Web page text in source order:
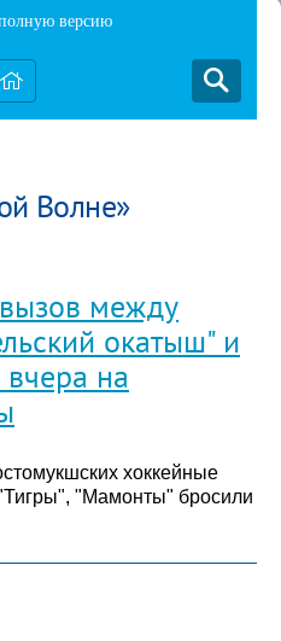
версию
Волне»
между
окатыш" и
на
хоккейные
"Мамонты" бросили